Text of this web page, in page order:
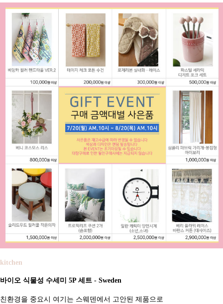
kitchen
바이오 식물성 수세미 5P 세트 - Sweden
친환경을 중요시 여기는 스웨덴에서 고안된 제품으로